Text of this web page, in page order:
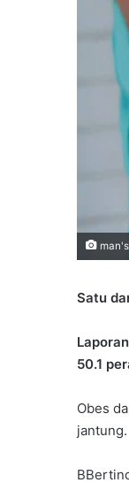
Satu
50.1
Obes
jantung.